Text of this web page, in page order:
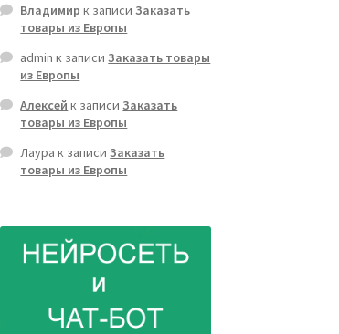
Владимир к записиЗаказать
товары из Европы
admin к записиЗаказать товары
из Европы
Алексей к записиЗаказать
товары из Европы
Лаура к записиЗаказать
товары из Европы